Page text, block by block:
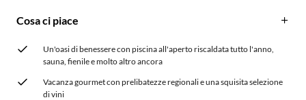
Cosa ci piace
Un'oasi di benessere con piscina all'aperto riscaldata tutto l'anno,
sauna, fienile e molto altro ancora
Vacanza gourmet con prelibatezze regionali e una squisita selezione
di vini